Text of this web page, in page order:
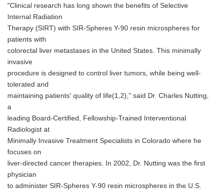
"Clinical research has long shown the benefits of Selective
Internal Radiation
Therapy (SIRT) with SIR-Spheres Y-90 resin microspheres for
patients with
colorectal liver metastases in the United States. This minimally
invasive
procedure is designed to control liver tumors, while being well-
tolerated and
maintaining patients' quality of life(1,2)," said Dr. Charles Nutting,
a
leading Board-Certified, Fellowship-Trained Interventional
Radiologist at
Minimally Invasive Treatment Specialists in Colorado where he
focuses on
liver-directed cancer therapies. In 2002, Dr. Nutting was the first
physician
to administer SIR-Spheres Y-90 resin microspheres in the U.S.